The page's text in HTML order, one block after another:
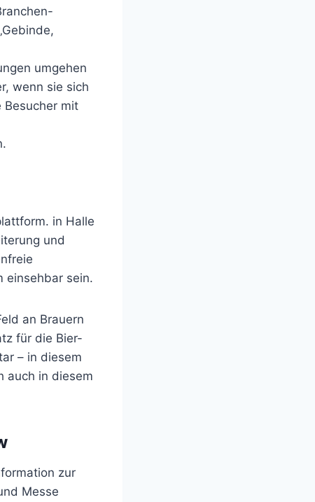
umgehen
wenn sie sich
Besucher mit
in Halle
und
einsehbar sein.
an Brauern
für die Bier-
– in diesem
auch in diesem
zur
Messe